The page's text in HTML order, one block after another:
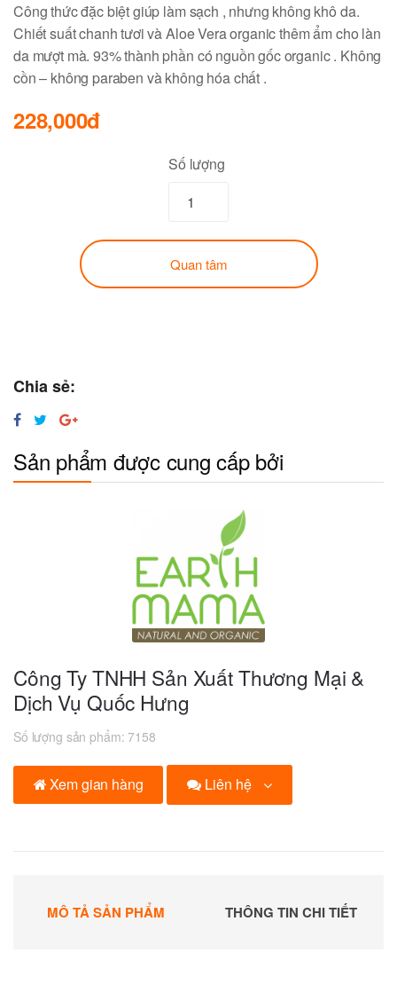
Công thức đặc biệt giúp làm sạch , nhưng không khô da.
Chiết suất chanh tươi và Aloe Vera organic thêm ẩm cho làn
da mượt mà. 93% thành phần có nguồn gốc organic . Không
cồn – không paraben và không hóa chất .
228,000đ
Số lượng
Quan tâm
Chia sẻ:
Sản phẩm được cung cấp bởi
Công Ty TNHH Sản Xuất Thương Mại &
Dịch Vụ Quốc Hưng
Số lượng sản phẩm:7158
Xem gian hàng Liên hệ
MÔ TẢ SẢN PHẨM THÔNG TIN CHI TIẾT